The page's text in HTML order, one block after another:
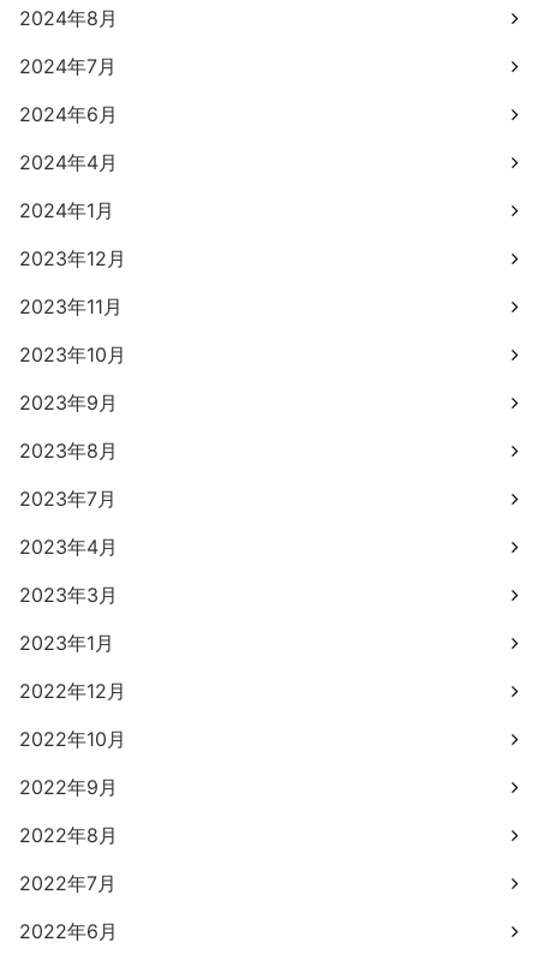
2024年8月
2024年7月
2024年6月
2024年4月
2024年1月
2023年12月
2023年11月
2023年10月
2023年9月
2023年8月
2023年7月
2023年4月
2023年3月
2023年1月
2022年12月
2022年10月
2022年9月
2022年8月
2022年7月
2022年6月